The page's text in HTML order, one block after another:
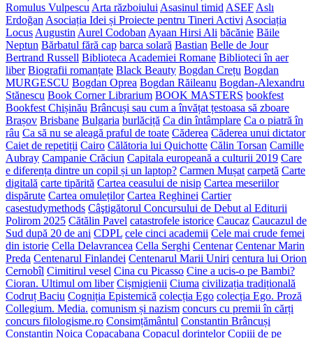
Romulus Vulpescu Arta războiului Asasinul timid ASEF Aslı
Erdoğan Asociația Idei și Proiecte pentru Tineri Activi Asociația
Locus Augustin Aurel Codoban Ayaan Hirsi Ali băcănie Băile
Neptun Bărbatul fără cap barca solară Bastian Belle de Jour
Bertrand Russell Biblioteca Academiei Romane Biblioteci în aer
liber Biografii romanțate Black Beauty Bogdan Crețu Bogdan
MURGESCU Bogdan Oprea Bogdan Răileanu Bogdan-Alexandru
Stănescu Book Corner Librarium BOOK MASTERS bookfest
Bookfest Chișinău Brâncuși sau cum a învățat țestoasa să zboare
Brașov Brisbane Bulgaria burlăciță Ca din întâmplare Ca o piatră în
râu Ca să nu se aleagă praful de toate Căderea Căderea unui dictator
Caiet de repetiții Cairo Călătoria lui Quichotte Călin Torsan Camille
Aubray Campanie Crăciun Capitala europeană a culturii 2019 Care
e diferența dintre un copil și un laptop? Carmen Mușat carpetă Carte
digitală carte tipărită Cartea ceasului de nisip Cartea meseriilor
dispărute Cartea omuleților Cartea Reghinei Cartier
casestudymethods Câştigătorul Concursului de Debut al Editurii
Polirom 2025 Cătălin Pavel catastrofele istorice Caucaz Caucazul de
Sud după 20 de ani CDPL cele cinci academii Cele mai crude femei
din istorie Cella Delavrancea Cella Serghi Centenar Centenar Marin
Preda Centenarul Finlandei Centenarul Marii Uniri centura lui Orion
Cernobîl Cimitirul vesel Cina cu Picasso Cine a ucis-o pe Bambi?
Cioran. Ultimul om liber Cișmigienii Ciuma civilizația tradițională
Codruț Baciu Cogniția Epistemică colecția Ego colecția Ego. Proză
Collegium. Media. comunism și nazism concurs cu premii în cărți
concurs filologisme.ro Consimțământul Constantin Brâncuși
Constantin Noica Copacabana Copacul dorințelor Copiii de pe